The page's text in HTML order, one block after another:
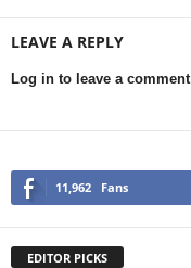
LEAVE A REPLY
Log in to leave a comment
11,962 Fans
EDITOR PICKS